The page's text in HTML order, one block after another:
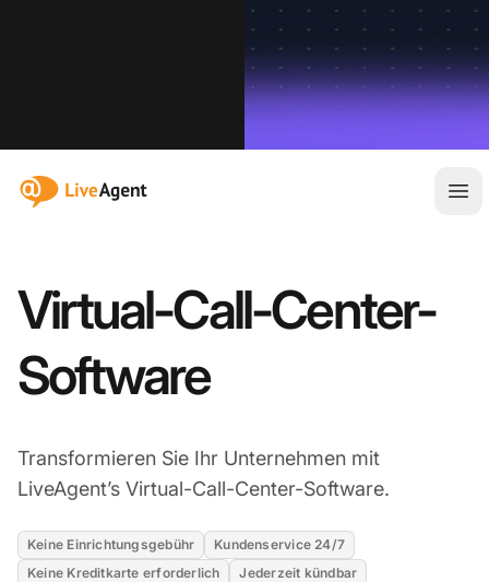
:site.title
Virtual-Call-Center-
Software
Transformieren Sie Ihr Unternehmen mit
LiveAgent’s Virtual-Call-Center-Software.
Keine Einrichtungsgebühr
Kundenservice 24/7
Keine Kreditkarte erforderlich
Jederzeit kündbar